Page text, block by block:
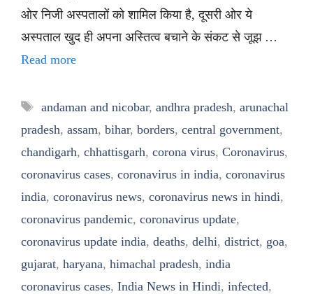
ओर निजी अस्पतालों को शामिल किया है, दूसरी ओर ये
अस्पताल खुद ही अपना अस्तित्व बचाने के संकट से जूझ …
Read more
Tags
andaman and nicobar, andhra pradesh, arunachal
pradesh, assam, bihar, borders, central government,
chandigarh, chhattisgarh, corona virus, Coronavirus,
coronavirus cases, coronavirus in india, coronavirus
india, coronavirus news, coronavirus news in hindi,
coronavirus pandemic, coronavirus update,
coronavirus update india, deaths, delhi, district, goa,
gujarat, haryana, himachal pradesh, india
coronavirus cases, India News in Hindi, infected,